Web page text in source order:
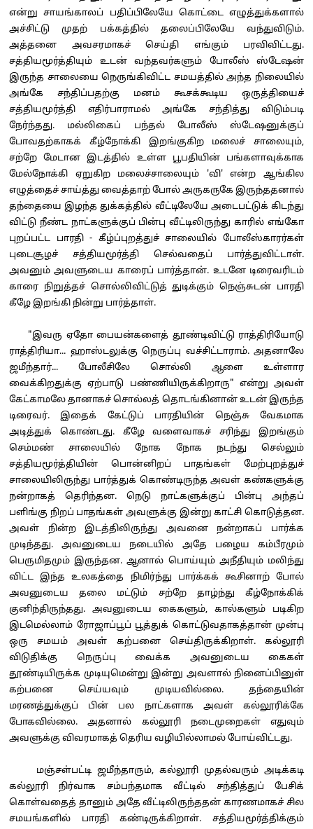
என்று சாயங்காலப் பதிப்பிலேயே கொட்டை எழுத்துக்களால்
அச்சிட்டு முதற் பக்கத்தில் தலைப்பிலேயே வந்துவிடும்.
அத்தனை அவசரமாகச் செய்தி எங்கும் பரவிவிட்டது.
சத்தியமூர்த்தியும் உடன் வந்தவர்களும் போலீஸ் ஸ்டேஷன்
இருந்த சாலையை நெருங்கிவிட்ட சமயத்தில் அந்த நிலையில்
அங்கே சந்திப்பதற்கு மனம் கூசக்கூடிய ஒருத்தியைச்
சத்தியமூர்த்தி எதிர்பாராமல் அங்கே சந்தித்து விடும்படி
நேர்ந்தது. மல்லிகைப் பந்தல் போலீஸ் ஸ்டேஷனுக்குப்
போவதற்காகக் கீழ்நோக்கி இறங்குகிற மலைச் சாலையும்,
சற்றே மேடான இடத்தில் உள்ள பூபதியின் பங்களாவுக்காக
மேல்நோக்கி ஏறுகிற மலைச்சாலையும் 'வி' என்ற ஆங்கில
எழுத்தைச் சாய்த்து வைத்தாற் போல் அருகருகே இருந்ததனால்
தந்தையை இழந்த துக்கத்தில் வீட்டிலேயே அடைபட்டுக் கிடந்து
விட்டு நீண்ட நாட்களுக்குப் பின்பு வீட்டிலிருந்து காரில் எங்கோ
புறப்பட்ட பாரதி - கீழ்ப்புறத்துச் சாலையில் போலீஸ்காரர்கள்
புடைசூழச் சத்தியமூர்த்தி செல்வதைப் பார்த்துவிட்டாள்.
அவனும் அவளுடைய காரைப் பார்த்தான். உடனே டிரைவரிடம்
காரை நிறுத்தச் சொல்லிவிட்டுத் துடிக்கும் நெஞ்சுடன் பாரதி
கீழே இறங்கி நின்று பார்த்தாள்.
"இவரு ஏதோ பையன்களைத் தூண்டிவிட்டு ராத்திரியோடு
ராத்திரியா... ஹாஸ்டலுக்கு நெருப்பு வச்சிட்டாராம். அதனாலே
ஜமீந்தார்... போலீசிலே சொல்லி ஆளை உள்ளார
வைக்கிறதுக்கு ஏற்பாடு பண்ணியிருக்கிறாரு" என்று அவள்
கேட்காமலே தானாகச் சொல்லத் தொடங்கினான் உடன் இருந்த
டிரைவர். இதைக் கேட்டுப் பாரதியின் நெஞ்சு வேகமாக
அடித்துக் கொண்டது. கீழே வளைவாகச் சரிந்து இறங்கும்
செம்மண் சாலையில் நோக நோக நடந்து செல்லும்
சத்தியமூர்த்தியின் பொன்னிறப் பாதங்கள் மேற்புறத்துச்
சாலையிலிருந்து பார்த்துக் கொண்டிருந்த அவள் கண்களுக்கு
நன்றாகத் தெரிந்தன. நெடு நாட்களுக்குப் பின்பு அந்தப்
பளிங்கு நிறப் பாதங்கள் அவளுக்கு இன்று காட்சி கொடுத்தன.
அவள் நின்ற இடத்திலிருந்து அவனை நன்றாகப் பார்க்க
முடிந்தது. அவனுடைய நடையில் அதே பழைய கம்பீரமும்
பெருமிதமும் இருந்தன. ஆனால் பொய்யும் அநீதியும் மலிந்து
விட்ட இந்த உலகத்தை நிமிர்ந்து பார்க்கக் கூசினாற் போல்
அவனுடைய தலை மட்டும் சற்றே தாழ்ந்து கீழ்நோக்கிக்
குனிந்திருந்தது. அவனுடைய கைகளும், கால்களும் படிகிற
இடமெல்லாம் ரோஜாப்பூப் பூத்துக் கொட்டுவதாகத்தான் முன்பு
ஒரு சமயம் அவள் கற்பனை செய்திருக்கிறாள். கல்லூரி
விடுதிக்கு நெருப்பு வைக்க அவனுடைய கைகள்
தூண்டியிருக்க முடியுமென்று இன்று அவளால் நினைப்பினுள்
கற்பனை செய்யவும் முடியவில்லை. தந்தையின்
மரணத்துக்குப் பின் பல நாட்களாக அவள் கல்லூரிக்கே
போகவில்லை. அதனால் கல்லூரி நடைமுறைகள் எதுவும்
அவளுக்கு விவரமாகத் தெரிய வழியில்லாமல் போய்விட்டது.
மஞ்சள்பட்டி ஜமீந்தாரும், கல்லூரி முதல்வரும் அடிக்கடி
கல்லூரி நிர்வாக சம்பந்தமாக வீட்டில் சந்தித்துப் பேசிக்
கொள்வதைத் தானும் அதே வீட்டிலிருந்ததன் காரணமாகச் சில
சமயங்களில் பாரதி கண்டிருக்கிறாள். சத்தியமூர்த்திக்கும்